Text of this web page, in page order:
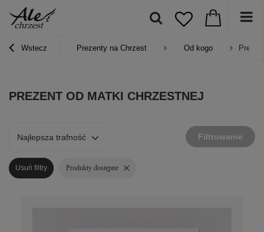
Wstecz Prezenty na Chrzest Od kogo
PREZENT OD MATKI CHRZESTNEJ
Najlepsza trafność Filtrowanie
Usuń filtry Produkty dostępne